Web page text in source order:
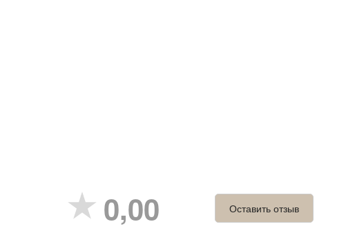
0,00 Оставить отзыв